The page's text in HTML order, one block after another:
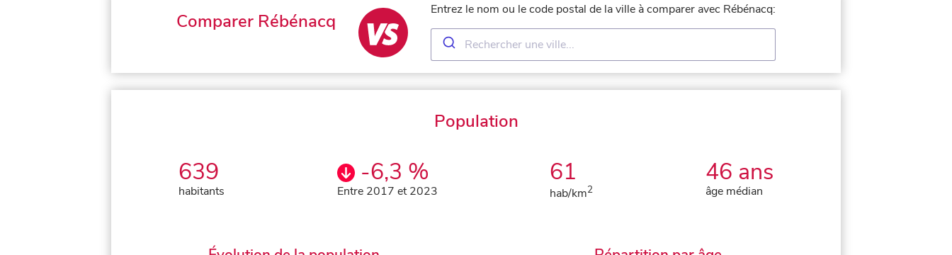
Comparer Rébénacq
Entrez le nom ou le code postal de la ville à comparer avec Rébénacq:
Population
639
habitants
-6,3 %
Entre 2017 et 2023
61
hab/km2
46 ans
âge médian